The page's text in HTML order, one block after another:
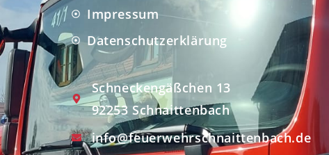
Impressum
Datenschutzerklärung
Schneckengäßchen 13
92253 Schnaittenbach
info@feuerwehrschnaittenbach.de